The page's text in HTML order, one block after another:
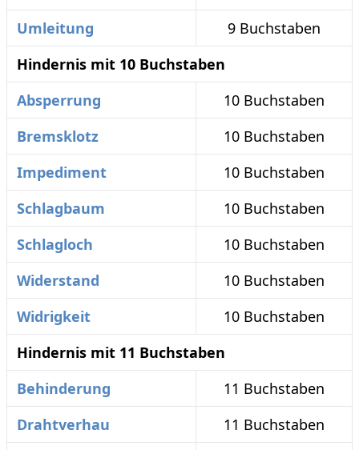
Umleitung
9 Buchstaben
Hindernis mit 10 Buchstaben
Absperrung
10 Buchstaben
Bremsklotz
10 Buchstaben
Impediment
10 Buchstaben
Schlagbaum
10 Buchstaben
Schlagloch
10 Buchstaben
Widerstand
10 Buchstaben
Widrigkeit
10 Buchstaben
Hindernis mit 11 Buchstaben
Behinderung
11 Buchstaben
Drahtverhau
11 Buchstaben